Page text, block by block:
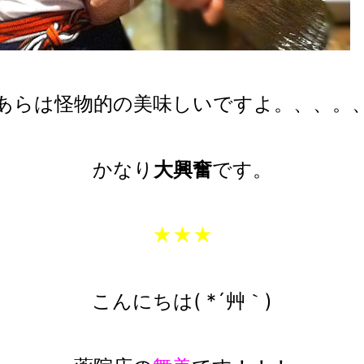
らは怪物的の美味しいですよ。、、。
かなり 大興奮です。
★★★
こんにちは( *´艸｀)